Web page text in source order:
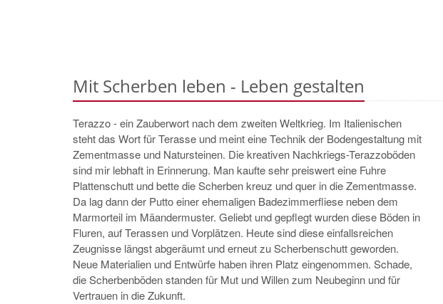
Mit Scherben leben - Leben gestalten
Terazzo - ein Zauberwort nach dem zweiten Weltkrieg. Im Italienischen
steht das Wort für Terasse und meint eine Technik der Bodengestaltung mit
Zementmasse und Natursteinen. Die kreativen Nachkriegs-Terazzoböden
sind mir lebhaft in Erinnerung. Man kaufte sehr preiswert eine Fuhre
Plattenschutt und bette die Scherben kreuz und quer in die Zementmasse.
Da lag dann der Putto einer ehemaligen Badezimmerfliese neben dem
Marmorteil im Mäandermuster. Geliebt und gepflegt wurden diese Böden in
Fluren, auf Terassen und Vorplätzen. Heute sind diese einfallsreichen
Zeugnisse längst abgeräumt und erneut zu Scherbenschutt geworden.
Neue Materialien und Entwürfe haben ihren Platz eingenommen. Schade,
die Scherbenböden standen für Mut und Willen zum Neubeginn und für
Vertrauen in die Zukunft.